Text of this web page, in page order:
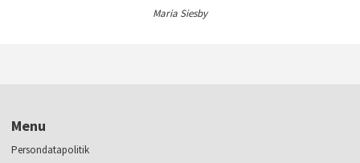
Maria Siesby
Menu
Persondatapolitik